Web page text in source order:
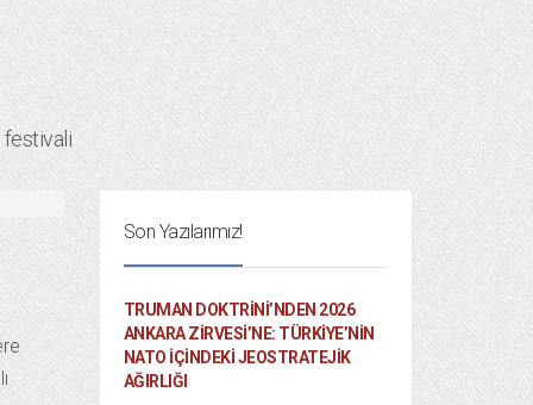
festivali
Son Yazılarımız!
TRUMAN DOKTRINI’NDEN 2026
ANKARA ZIRVESI’NE: TÜRKIYE’NIN
NATO İÇINDEKI JEOSTRATEJIK
AĞIRLIĞI